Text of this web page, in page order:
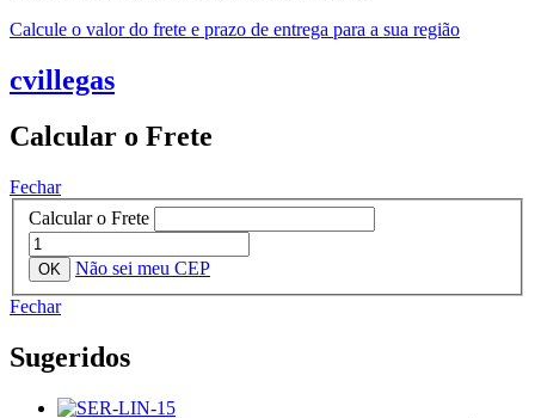
Calcule o valor do frete e prazo de entrega para a sua região
cvillegas
Calcular o Frete
Fechar
Calcular o Frete
Não sei meu CEP
Fechar
Sugeridos